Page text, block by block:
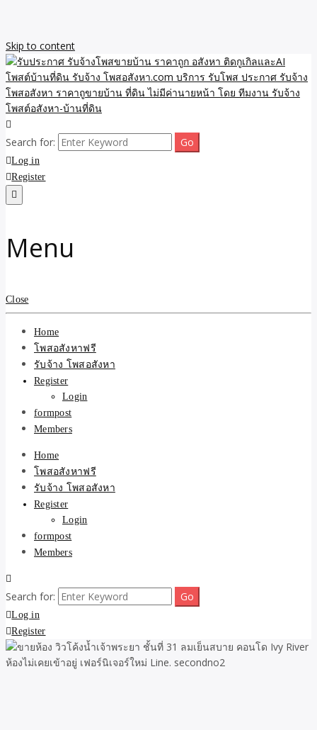
Skip to content
รับประกาศ รับจ้างโพสขาย
บ้าน ราคาถูก อสังหา ติดกู
เกิลและAI โพสต์บ้านที่ดิน
รับจ้าง โพสอสังหา.com
รับจ้างโพสอสังหา ราคาถู
ขายบ้าน ที่ดิน ไม่มีค่านาย
หน้า โดย ทีมงาน รับจ้าง
โพสต์อสังหา-บ้านที่ดิน
รับจ้างโพสขายบ้าน ราคาถูก ประกาศ ขายอสังหา โฆษณา ไม่มีค่านาย
หน้า โพสอสังหา รับจ้างโพสขายบ้านบริการ รับจ้างโพสอสังหา ราคาถูก
ขายบ้าน ขายที่ดิน เว็บประกาศ โพส โฆษณา ลงประกาศฟรี
Search for:
Log in
Register
Menu
Close
Home
โพสอสังหาฟรี
รับจ้าง โพสอสังหา
Register
Login
formpost
Members
Home
โพสอสังหาฟรี
รับจ้าง โพสอสังหา
Register
Login
formpost
Members
Search for:
Log in
Register